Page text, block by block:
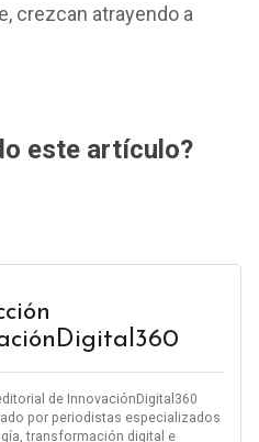
crezcan atrayendo a
este artículo?
de InnovaciónDigital360
por periodistas especializados
transformación digital e